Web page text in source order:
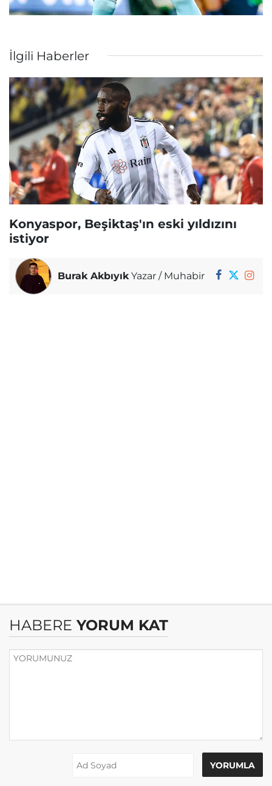
İlgili Haberler
Konyaspor, Beşiktaş'ın eski yıldızını
istiyor
Burak Akbıyık Yazar / Muhabir
HABERE YORUM KAT